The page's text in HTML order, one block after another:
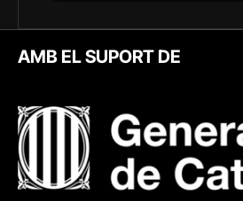
AMB EL SUPORT DE